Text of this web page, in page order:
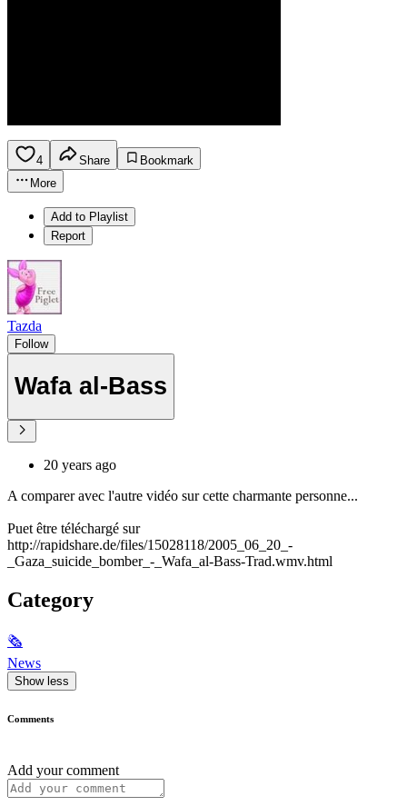
4 Share
Bookmark
More
Add to Playlist
Report
Tazda
Follow
Wafa al-Bass
20 years ago
A comparer avec l'autre vidéo sur cette charmante personne...
Puet être téléchargé sur
http://rapidshare.de/files/15028118/2005_06_20_-
_Gaza_suicide_bomber_-_Wafa_al-Bass-Trad.wmv.html
Category
🗞
News
Show less
Comments
Add your comment